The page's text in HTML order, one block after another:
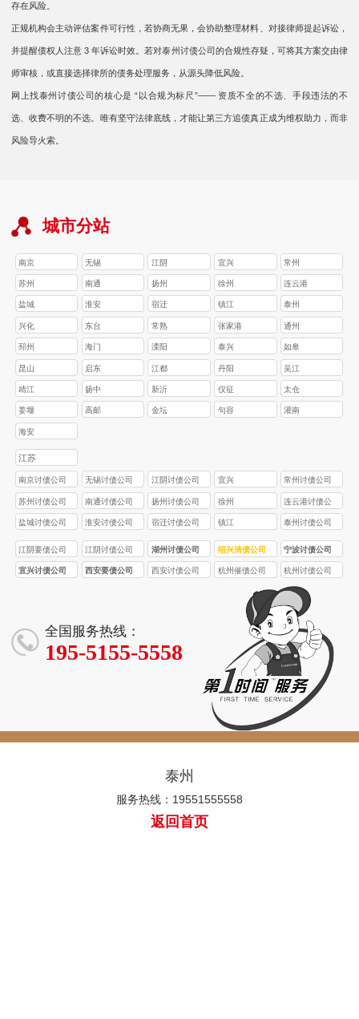
存在风险。
正规机构会主动评估案件可行性，若协商无果，会协助整理材料、对接律师提起诉讼，
并提醒债权人注意 3 年诉讼时效。若对泰州讨债公司的合规性存疑，可将其方案交由律
师审核，或直接选择律所的债务处理服务，从源头降低风险。
网上找泰州讨债公司的核心是 “以合规为标尺”—— 资质不全的不选、手段违法的不
选、收费不明的不选。唯有坚守法律底线，才能让第三方追债真正成为维权助力，而非
风险导火索。
城市分站
南京 无锡 江阴 宜兴 常州
苏州 南通 扬州 徐州 连云港
盐城 淮安 宿迁 镇江 泰州
兴化 东台 常熟 张家港 通州
邳州 海门 溧阳 泰兴 如皋
昆山 启东 江都 丹阳 吴江
靖江 扬中 新沂 仪征 太仓
姜堰 高邮 金坛 句容 灌南
海安
江苏
南京讨债公司 无锡讨债公司 江阴讨债公司 宜兴 常州讨债公司
苏州讨债公司 南通讨债公司 扬州讨债公司 徐州
连云港讨债公
司
盐城讨债公司 淮安讨债公司 宿迁讨债公司 镇江 泰州讨债公司
江阴要债公司 江阴讨债公司 湖州讨债公司 绍兴清债公司 宁波讨债公司
宜兴讨债公司 西安要债公司 西安讨债公司 杭州催债公司 杭州讨债公司
全国服务热线：
195-5155-5558
泰州
服务热线：19551555558
返回首页